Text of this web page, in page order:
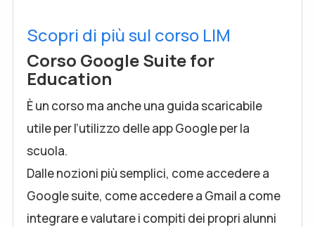
Scopri di più sul corso LIM
Corso Google Suite for
Education
È un corso ma anche una guida scaricabile
utile per l’utilizzo delle app Google per la
scuola.
Dalle nozioni più semplici, come accedere a
Google suite, come accedere a Gmail a come
integrare e valutare i compiti dei propri alunni